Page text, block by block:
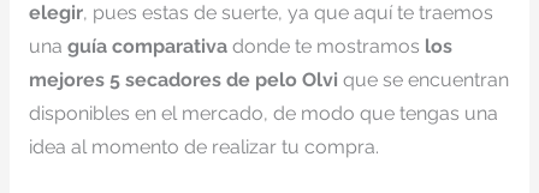
elegir, pues estas de suerte, ya que aquí te traemos
una guía comparativadonde te mostramos los
mejores 5 secadores de pelo Olvi que se encuentran
disponibles en el mercado, de modo que tengas una
idea al momento de realizar tu compra.